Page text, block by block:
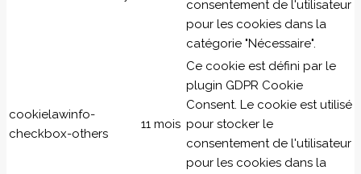
consentement de l'utilisateur
pour les cookies dans la
catégorie "Nécessaire".
cookielawinfo-
checkbox-others
11 mois
Ce cookie est défini par le
plugin GDPR Cookie
Consent. Le cookie est utilisé
pour stocker le
consentement de l'utilisateur
pour les cookies dans la